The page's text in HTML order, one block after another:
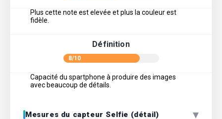
Plus cette note est elevée et plus la couleur est
fidèle.
Définition
8/10
Capacité du spartphone à produire des images
avec beaucoup de détails.
Mesures du capteur Selfie (détail) ▾